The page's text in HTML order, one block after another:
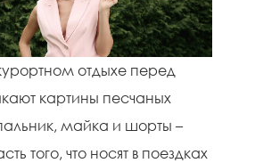
отдыхе перед
картины песчаных
майка и шорты –
того, что носят в поездках